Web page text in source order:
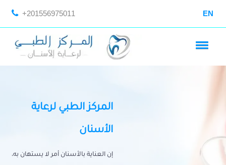
+201556975011 EN
المركز الطبي لرعاية
الأسنان
إن العناية بالأسنان أمر لا يستهان به،